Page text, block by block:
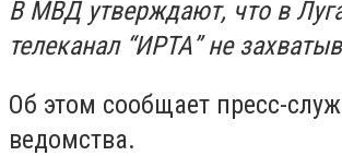
В МВД утверждают, что в
телеканал “ИРТА” не
Об этом сообщает пресс-
ведомства.